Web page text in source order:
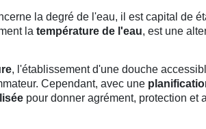
la degré de l'eau, il est capital de
la température de l'eau, est une
, l'établissement d'une douche
Cependant, avec une
pour donner agrément, protection et